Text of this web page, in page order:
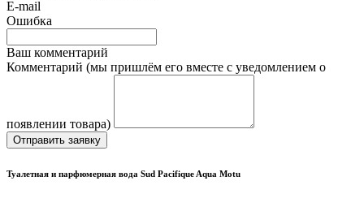
E-mail
Ошибка
Ваш комментарий
Комментарий (мы пришлём его вместе с уведомлением о
появлении товара)
Отправить заявку
Туалетная и парфюмерная вода Sud Pacifique Aqua Motu